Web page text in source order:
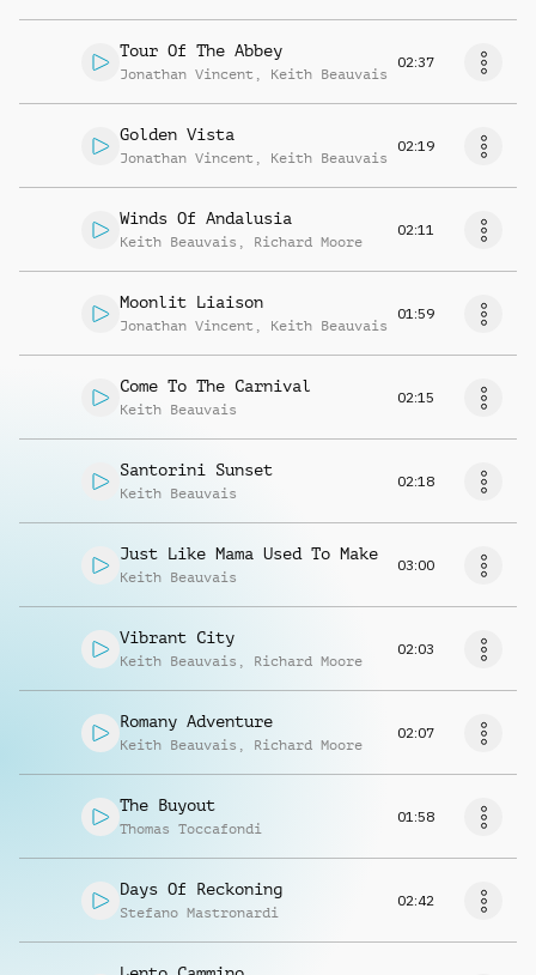
Tour Of The Abbey
Jonathan Vincent , Keith Beauvais
02:37
Golden Vista
Jonathan Vincent , Keith Beauvais
02:19
Winds Of Andalusia
Keith Beauvais , Richard Moore
02:11
Moonlit Liaison
Jonathan Vincent , Keith Beauvais
01:59
Come To The Carnival
Keith Beauvais
02:15
Santorini Sunset
Keith Beauvais
02:18
Just Like Mama Used To Make
Keith Beauvais
03:00
Vibrant City
Keith Beauvais , Richard Moore
02:03
Romany Adventure
Keith Beauvais , Richard Moore
02:07
The Buyout
Thomas Toccafondi
01:58
Days Of Reckoning
Stefano Mastronardi
02:42